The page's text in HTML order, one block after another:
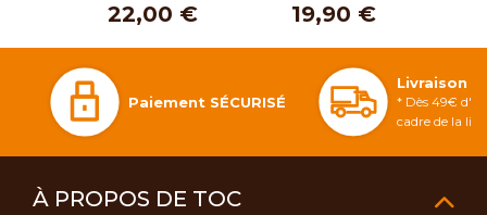
22,00 € 19,90 €
Paiement SÉCURISÉ
Livraison
* Dès 49€
cadre de la
À PROPOS DE TOC